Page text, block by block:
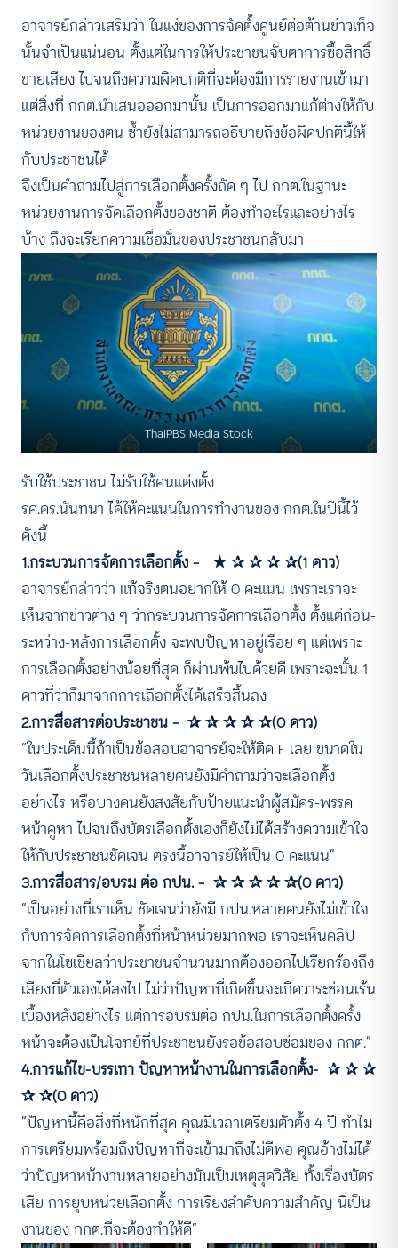
อาจารย์กล่าวเสริมว่า ในแง่ของการจัดตั้งศูนย์ต่อต้านข่าวเท็จ
นั้นจำเป็นแน่นอน ตั้งแต่ในการให้ประชาชนจับตาการซื้อสิทธิ์
ขายเสียง ไปจนถึงความผิดปกติที่จะต้องมีการรายงานเข้ามา
แต่สิ่งที่ กกต.นำเสนอออกมานั้น เป็นการออกมาแก้ต่างให้กับ
หน่วยงานของตน ซ้ำยังไม่สามารถอธิบายถึงข้อผิดปกตินี้ให้
กับประชาชนได้
จึงเป็นคำถามไปสู่การเลือกตั้งครั้งถัด ๆ ไป กกต.ในฐานะ
หน่วยงานการจัดเลือกตั้งของชาติ ต้องทำอะไรและอย่างไร
บ้าง ถึงจะเรียกความเชื่อมั่นของประชาชนกลับมา
ThaiPBS Media Stock
รับใช้ประชาชน ไม่รับใช้คนแต่งตั้ง
รศ.ดร.นันทนา ได้ให้คะแนนในการทำงานของ กกต.ในปีนี้ไว้
ดังนี้
1.กระบวนการจัดการเลือกตั้ง – ★ ✰ ✰ ✰ ✰(1 ดาว)
อาจารย์กล่าวว่า แท้จริงตนอยากให้ 0 คะแนน เพราะเราจะ
เห็นจากข่าวต่าง ๆ ว่ากระบวนการจัดการเลือกตั้ง ตั้งแต่ก่อน-
ระหว่าง-หลังการเลือกตั้ง จะพบปัญหาอยู่เรื่อย ๆ แต่เพราะ
การเลือกตั้งอย่างน้อยที่สุด ก็ผ่านพ้นไปด้วยดี เพราะฉะนั้น 1
ดาวที่ว่าก็มาจากการเลือกตั้งได้เสร็จสิ้นลง
2.การสื่อสารต่อประชาชน – ✰ ✰ ✰ ✰ ✰(0 ดาว)
“ในประเด็นนี้ถ้าเป็นข้อสอบอาจารย์จะให้ติด F เลย ขนาดใน
วันเลือกตั้งประชาชนหลายคนยังมีคำถามว่าจะเลือกตั้ง
อย่างไร หรือบางคนยังสงสัยกับป้ายแนะนำผู้สมัคร-พรรค
หน้าคูหา ไปจนถึงบัตรเลือกตั้งเองก็ยังไม่ได้สร้างความเข้าใจ
ให้กับประชาชนชัดเจน ตรงนี้อาจารย์ให้เป็น 0 คะแนน”
3.การสื่อสาร/อบรม ต่อ กปน. – ✰ ✰ ✰ ✰ ✰(0 ดาว)
“เป็นอย่างที่เราเห็น ชัดเจนว่ายังมี กปน.หลายคนยังไม่เข้าใจ
กับการจัดการเลือกตั้งที่หน้าหน่วยมากพอ เราจะเห็นคลิป
จากในโซเชียลว่าประชาชนจำนวนมากต้องออกไปเรียกร้องถึง
เสียงที่ตัวเองได้ลงไป ไม่ว่าปัญหาที่เกิดขึ้นจะเกิดวาระซ่อนเร้น
เบื้องหลังอย่างไร แต่การอบรมต่อ กปน.ในการเลือกตั้งครั้ง
หน้าจะต้องเป็นโจทย์ที่ประชาชนยังรอข้อสอบซ่อมของ กกต.”
4.การแก้ไข-บรรเทา ปัญหาหน้างานในการเลือกตั้ง- ✰ ✰ ✰
✰ ✰(0 ดาว)
“ปัญหานี้คือสิ่งที่หนักที่สุด คุณมีเวลาเตรียมตัวตั้ง 4 ปี ทำไม
การเตรียมพร้อมถึงปัญหาที่จะเข้ามาถึงไม่ดีพอ คุณอ้างไม่ได้
ว่าปัญหาหน้างานหลายอย่างมันเป็นเหตุสุดวิสัย ทั้งเรื่องบัตร
เสีย การยุบหน่วยเลือกตั้ง การเรียงลำดับความสำคัญ นี่เป็น
งานของ กกต.ที่จะต้องทำให้ดี”